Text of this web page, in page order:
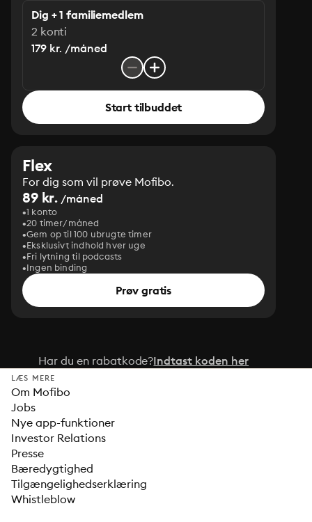
Dig + 1 familiemedlem
2 konti
179 kr. /måned
Start tilbuddet
Flex
For dig som vil prøve Mofibo.
89 kr. /måned
1 konto
20 timer/måned
Gem op til 100 ubrugte timer
Eksklusivt indhold hver uge
Fri lytning til podcasts
Ingen binding
Prøv gratis
Har du en rabatkode?Indtast koden her
LÆS MERE
Om Mofibo
Jobs
Nye app-funktioner
Investor Relations
Presse
Bæredygtighed
Tilgængelighedserklæring
Whistleblow